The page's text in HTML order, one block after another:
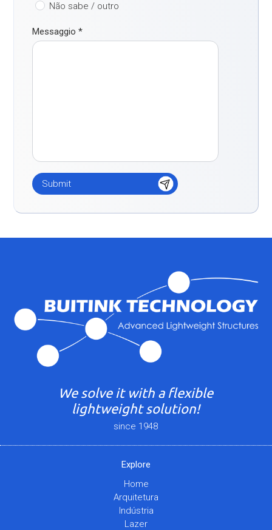
Não sabe / outro
Messaggio*
We solve it with a flexible
lightweight solution!
since 1948
Explore
Home
Arquitetura
Indústria
Lazer